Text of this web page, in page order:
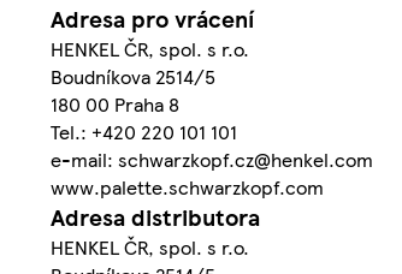
Adresa pro vrácení
HENKEL ČR, spol. s r.o.
Boudníkova 2514/5
180 00 Praha 8
Tel.: +420 220 101 101
e-mail: schwarzkopf.cz@henkel.com
www.palette.schwarzkopf.com
Adresa distributora
HENKEL ČR, spol. s r.o.